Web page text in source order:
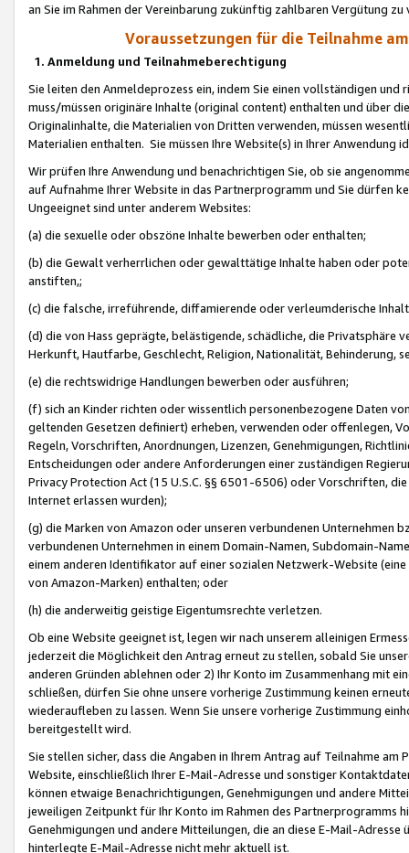
an Sie im Rahmen der Vereinbarung zukünftig zahlbaren Vergütung zu
Voraussetzungen für die Teilnahme
1. Anmeldung und Teilnahmeberechtigung
Sie leiten den Anmeldeprozess ein, indem Sie einen vollständigen
muss/müssen originäre Inhalte (original content) enthalten und über
Originalinhalte, die Materialien von Dritten verwenden, müssen
Materialien enthalten. Sie müssen Ihre Website(s) in Ihrer Anwendung
Wir prüfen Ihre Anwendung und benachrichtigen Sie, ob sie
auf Aufnahme Ihrer Website in das Partnerprogramm und Sie dürfen
Ungeeignet sind unter anderem Websites:
(a) die sexuelle oder obszöne Inhalte bewerben oder enthalten;
(b) die Gewalt verherrlichen oder gewalttätige Inhalte haben oder
anstiften,;
(c) die falsche, irreführende, diffamierende oder verleumderische
(d) die von Hass geprägte, belästigende, schädliche, die Privatsphäre
Herkunft, Hautfarbe, Geschlecht, Religion, Nationalität, Behinderung,
(e) die rechtswidrige Handlungen bewerben oder ausführen;
(f) sich an Kinder richten oder wissentlich personenbezogene Daten
geltenden Gesetzen definiert) erheben, verwenden oder offenlegen,
Regeln, Vorschriften, Anordnungen, Lizenzen, Genehmigungen,
Entscheidungen oder andere Anforderungen einer zuständigen
Privacy Protection Act (15 U.S.C. §§ 6501-6506) oder Vorschriften,
Internet erlassen wurden);
(g) die Marken von Amazon oder unseren verbundenen Unternehmen
verbundenen Unternehmen in einem Domain-Namen, Subdomain-
einem anderen Identifikator auf einer sozialen Netzwerk-Website
von Amazon-Marken) enthalten; oder
(h) die anderweitig geistige Eigentumsrechte verletzen.
Ob eine Website geeignet ist, legen wir nach unserem alleinigen
jederzeit die Möglichkeit den Antrag erneut zu stellen, sobald Sie
anderen Gründen ablehnen oder 2) Ihr Konto im Zusammenhang mit
schließen, dürfen Sie ohne unsere vorherige Zustimmung keinen
wiederaufleben zu lassen. Wenn Sie unsere vorherige Zustimmung
bereitgestellt wird.
Sie stellen sicher, dass die Angaben in Ihrem Antrag auf Teilnahme
Website, einschließlich Ihrer E-Mail-Adresse und sonstiger
können etwaige Benachrichtigungen, Genehmigungen und andere
jeweiligen Zeitpunkt für Ihr Konto im Rahmen des Partnerprogramms
Genehmigungen und andere Mitteilungen, die an diese E-Mail-
hinterlegte E-Mail-Adresse nicht mehr aktuell ist.